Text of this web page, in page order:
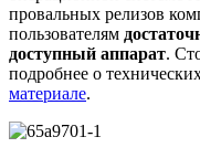
провальных релизов
пользователям
доступный аппарат.
подробнее о
материале.